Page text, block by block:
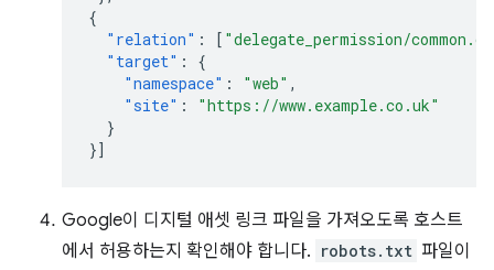
{
"relation" : [ "delegate_permission/
"target" :
{
"namespace" : "web" ,
"site" :
"https://www.example.co.uk"
}
}]
Google이 디지털 애셋 링크 파일을 가져오도록 호스트
에서 허용하는지 확인해야 합니다. robots.txt 파일이